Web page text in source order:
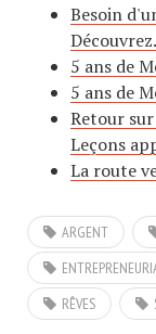
Besoin
5 ans de
5 ans de
Retour
Leçons
La route
ARGENT
RÊVES